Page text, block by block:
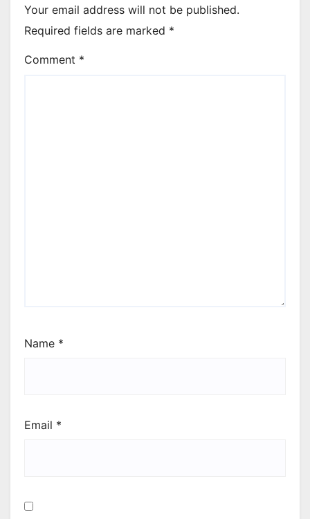
Your email address will not be published.
Required fields are marked *
Comment *
Name *
Email *